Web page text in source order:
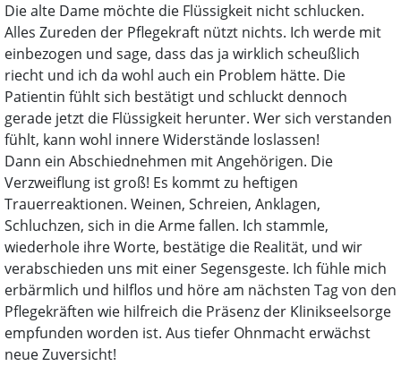
Die alte Dame möchte die Flüssigkeit nicht schlucken.
Alles Zureden der Pflegekraft nützt nichts. Ich werde mit
einbezogen und sage, dass das ja wirklich scheußlich
riecht und ich da wohl auch ein Problem hätte. Die
Patientin fühlt sich bestätigt und schluckt dennoch
gerade jetzt die Flüssigkeit herunter. Wer sich verstanden
fühlt, kann wohl innere Widerstände loslassen!
Dann ein Abschiednehmen mit Angehörigen. Die
Verzweiflung ist groß! Es kommt zu heftigen
Trauerreaktionen. Weinen, Schreien, Anklagen,
Schluchzen, sich in die Arme fallen. Ich stammle,
wiederhole ihre Worte, bestätige die Realität, und wir
verabschieden uns mit einer Segensgeste. Ich fühle mich
erbärmlich und hilflos und höre am nächsten Tag von den
Pflegekräften wie hilfreich die Präsenz der Klinikseelsorge
empfunden worden ist. Aus tiefer Ohnmacht erwächst
neue Zuversicht!